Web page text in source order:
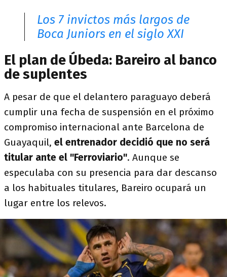
Los 7 invictos más largos de
Boca Juniors en el siglo XXI
El plan de Úbeda: Bareiro al banco
de suplentes
A pesar de que el delantero paraguayo deberá
cumplir una fecha de suspensión en el próximo
compromiso internacional ante Barcelona de
Guayaquil, el entrenador decidió que no será
titular ante el "Ferroviario". Aunque se
especulaba con su presencia para dar descanso
a los habituales titulares, Bareiro ocupará un
lugar entre los relevos.